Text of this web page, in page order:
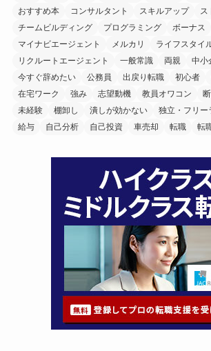
おすすめ本
コンサルタント スキルアップ
ス
チームビルディング
プログラミング ボーナス
マイナビエージェント
メルカリ
ライフスタイ
リクルートエージェント
一般常識 両親 中小
今すぐ辞めたい
公務員 出戻り転職 初心者
在宅ワーク
強み 志望動機 教員オワコン
未経験
棚卸し 潰しが効かない 独立・フリー
給与
自己分析 自己投資 車売却 転職 転